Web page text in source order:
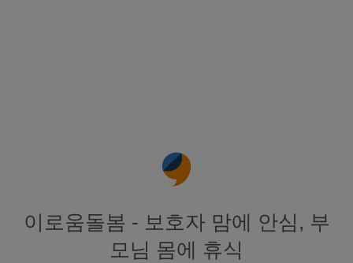
이로움돌봄 - 보호자 맘에 안심, 부
모님 몸에 휴식